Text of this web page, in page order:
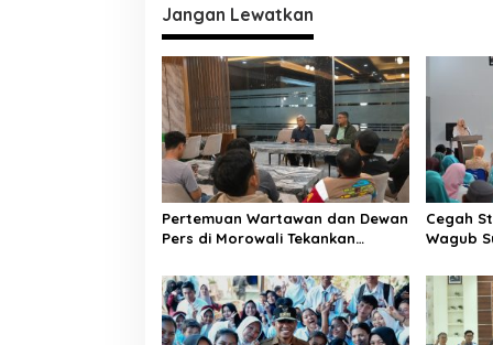
i
g
a
s
i
p
o
s
Jangan Lewatkan
Pertemuan Wartawan dan Dewan
Pers di Morowali Tekankan
Kompetensi Jurnalis
Cegah
Wagub
Emas